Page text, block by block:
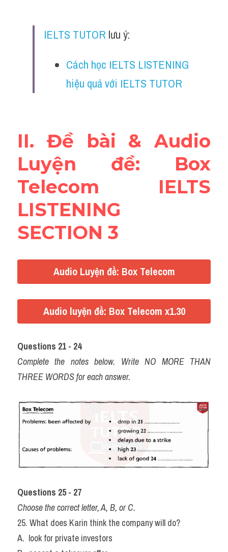
Listening
Education
IELTS TUTOR lưu ý:
Cách học IELTS LISTENING
hiệu quả với IELTS TUTOR
II. Đề bài & Audio
Luyện đề: Box
Telecom IELTS
LISTENING
SECTION 3
Audio Luyện đề: Box Telecom
Audio luyện đề: Box Telecom x1.30
Questions 21 - 24
Complete the notes below. Write NO MORE THAN
THREE WORDS for each answer.
Questions 25 - 27
Choose the correct letter, A, B, or C.
25. What does Karin think the company will do?
A.  look for private investors